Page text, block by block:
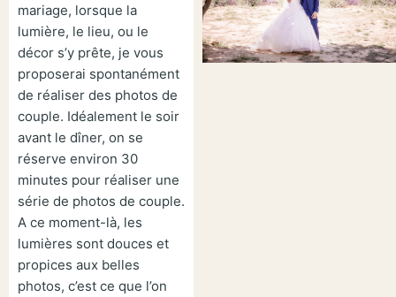
mariage, lorsque la
lumière, le lieu, ou le
décor s’y prête, je vous
proposerai spontanément
de réaliser des photos de
couple. Idéalement le soir
avant le dîner, on se
réserve environ 30
minutes pour réaliser une
série de photos de couple.
A ce moment-là, les
lumières sont douces et
propices aux belles
photos, c’est ce que l’on